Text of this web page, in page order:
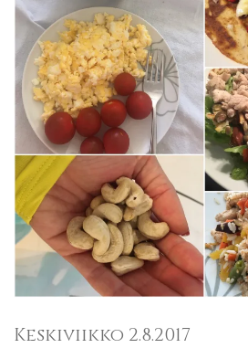
Keskiviikko 2.8.2017